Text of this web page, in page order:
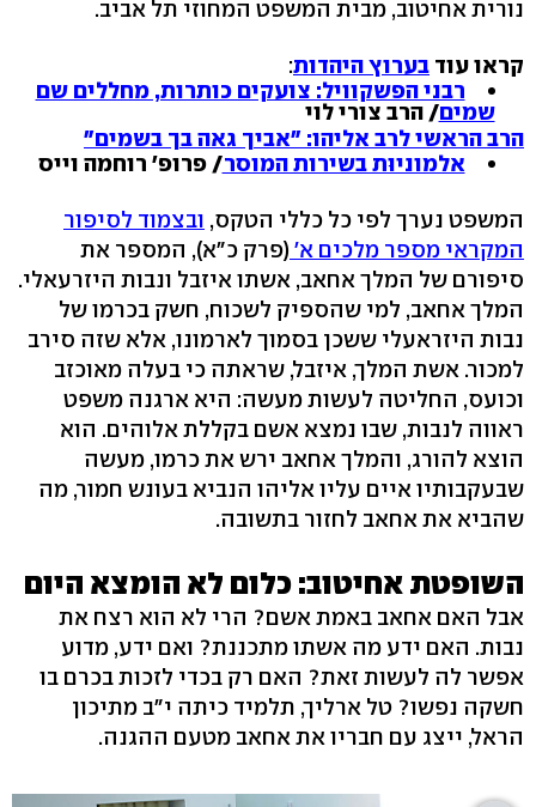
נורית אחיטוב, מבית המשפט המחוזי תל אביב.
קראו עוד בערוץ היהדות:
רבני הפשקוויל: צועקים כותרות, מחללים שם
שמים/ הרב צורי לוי
הרב הראשי לרב אליהו: "אביך גאה בך בשמים"
אלמוניוּת בשירות המוסר/ פרופ' רוחמה וייס
המשפט נערך לפי כל כללי הטקס, ובצמוד לסיפור
המקראי מספר מלכים א' (פרק כ"א), המספר את
סיפורם של המלך אחאב, אשתו איזבל ונבות היזרעאלי.
המלך אחאב, למי שהספיק לשכוח, חשק בכרמו של
נבות היזראעלי ששכן בסמוך לארמונו, אלא שזה סירב
למכור. אשת המלך, איזבל, שראתה כי בעלה מאוכזב
וכועס, החליטה לעשות מעשה: היא ארגנה משפט
ראווה לנבות, שבו נמצא אשם בקללת אלוהים. הוא
הוצא להורג, והמלך אחאב ירש את כרמו, מעשה
שבעקבותיו איים עליו אליהו הנביא בעונש חמור, מה
שהביא את אחאב לחזור בתשובה.
השופטת אחיטוב: כלום לא הומצא היום
אבל האם אחאב באמת אשם? הרי לא הוא רצח את
נבות. האם ידע מה אשתו מתכננת? ואם ידע, מדוע
אפשר לה לעשות זאת? האם רק בכדי לזכות בכרם בו
חשקה נפשו? טל ארליך, תלמיד כיתה י"ב מתיכון
הראל, ייצג עם חבריו את אחאב מטעם ההגנה.